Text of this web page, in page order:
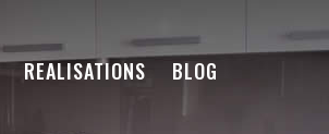
REALISATIONS BLOG